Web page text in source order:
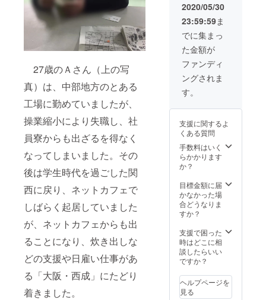
27歳のＡさん（上の写
真）は、中部地方のとある
工場に勤めていましたが、
操業縮小により失職し、社
員寮からも出ざるを得なく
なってしまいました。その
後は学生時代を過ごした関
西に戻り、ネットカフェで
しばらく起居していました
が、ネットカフェからも出
ることになり、炊き出しな
どの支援や日雇い仕事があ
る「大阪・西成」にたどり
着きました。
2020/05/30
23:59:59ま
でに集まっ
た金額が
ファンディ
ングされま
す。
支援に関するよ
くある質問
手数料はいく
らかかります
か？
目標金額に届
かなかった場
合どうなりま
すか？
支援で困った
時はどこに相
談したらいい
ですか？
ヘルプページを
見る